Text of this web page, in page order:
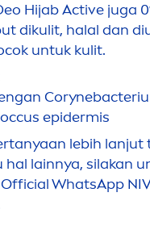
HijabActive juga
dikulit, halal dan
untuk kulit.
epidermis
lebih lanjut
hal lainnya, silakan
WhatsApp